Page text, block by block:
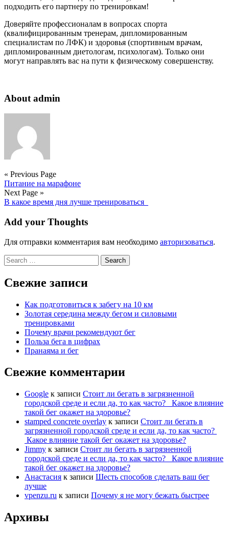
подходить его партнеру по тренировкам!
Доверяйте профессионалам в вопросах спорта
(квалифицированным тренерам, дипломированным
специалистам по ЛФК) и здоровья (спортивным врачам,
дипломированным диетологам, психологам). Только они
могут направлять вас на пути к физическому совершенству.
About admin
« Previous Page
Питание на марафоне
Next Page »
В какое время дня лучше тренироваться
Add your Thoughts
Для отправки комментария вам необходимо авторизоваться.
Search
for:
Свежие записи
Как подготовиться к забегу на 10 км
Золотая середина между бегом и силовыми
тренировками
Почему врачи рекомендуют бег
Польза бега в цифрах
Пранаяма и бег
Свежие комментарии
Google к записи Стоит ли бегать в загрязненной
городской среде и если да, то как часто? Какое влияние
такой бег окажет на здоровье?
stamped concrete overlay к записи Стоит ли бегать в
загрязненной городской среде и если да, то как часто?
Какое влияние такой бег окажет на здоровье?
Jimmy к записи Стоит ли бегать в загрязненной
городской среде и если да, то как часто? Какое влияние
такой бег окажет на здоровье?
Анастасия к записи Шесть способов сделать ваш бег
лучше
vpenzu.ru к записи Почему я не могу бежать быстрее
Архивы